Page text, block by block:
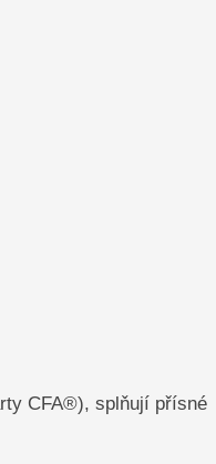
CFA®), splňují přísné